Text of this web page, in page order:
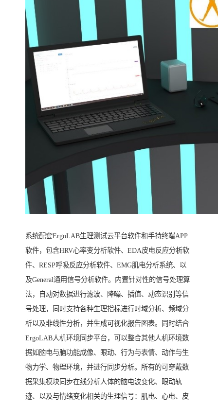
系统配套ErgoLAB生理测试云平台软件和手持终端APP
软件，包含HRV心率变分析软件、EDA皮电反应分析软
件、RESP呼吸反应分析软件、EMG肌电分析系统、以
及General通用信号分析软件。内置针对性的信号处理算
法，自动对数据进行滤波、降噪、插值、动态识别等信
号处理，同时支持各种生理指标进行时域分析、频域分
析以及非线性分析，并生成可视化报告图表。同时结合
ErgoLAB人机环境同步平台，可以整合其他人机环境数
据如脑电与脑功能成像、眼动、行为与表情、动作与生
物力学、物理环境，并进行同步分析。所有的可穿戴数
据采集模块同步在线分析人体的脑电波变化、眼动轨
迹、以及与情绪变化相关的生理信号：肌电、心电、皮